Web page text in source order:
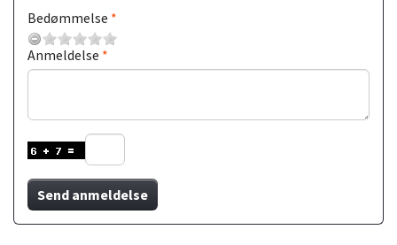
Bedømmelse
Anmeldelse
Send anmeldelse